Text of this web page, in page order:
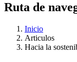
Ruta de
Inicio
Articulos
Hacia la